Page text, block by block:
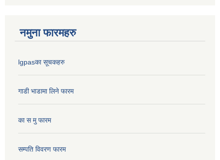
नमुना फारमहरु
lgpasका सूचकहरु
गाडी भाडामा लिने फारम
का स मु फारम
सम्पति विवरण फारम